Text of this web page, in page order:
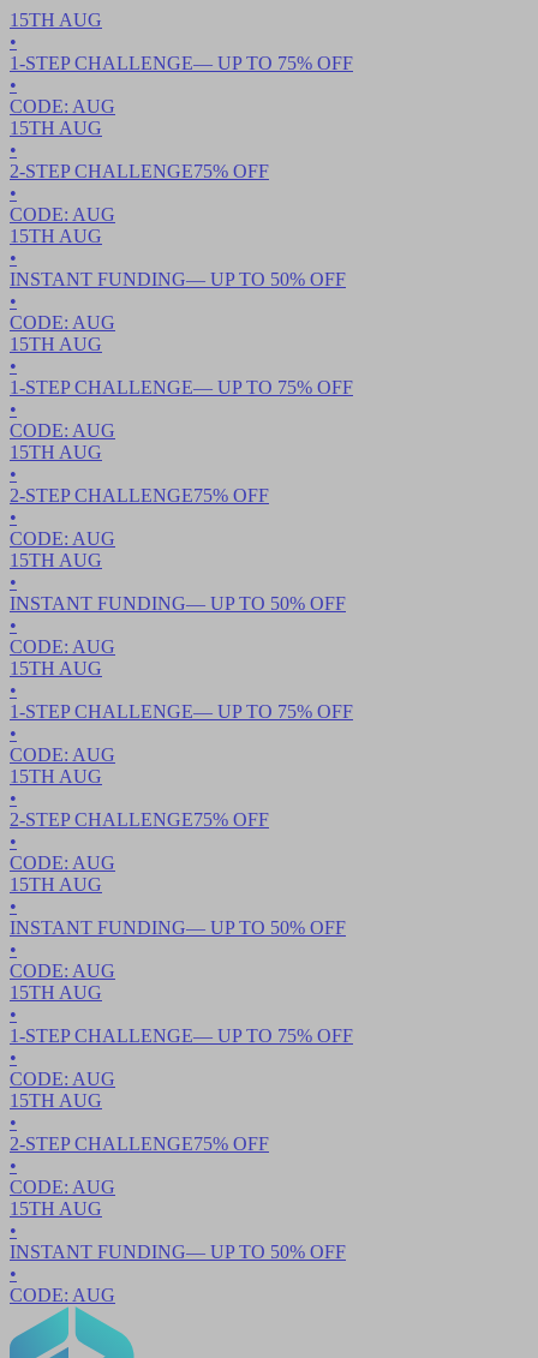
15TH AUG
•
1-STEP CHALLENGE— UP TO 75% OFF
•
CODE: AUG
15TH AUG
•
2-STEP CHALLENGE75% OFF
•
CODE: AUG
15TH AUG
•
INSTANT FUNDING— UP TO 50% OFF
•
CODE: AUG
15TH AUG
•
1-STEP CHALLENGE— UP TO 75% OFF
•
CODE: AUG
15TH AUG
•
2-STEP CHALLENGE75% OFF
•
CODE: AUG
15TH AUG
•
INSTANT FUNDING— UP TO 50% OFF
•
CODE: AUG
15TH AUG
•
1-STEP CHALLENGE— UP TO 75% OFF
•
CODE: AUG
15TH AUG
•
2-STEP CHALLENGE75% OFF
•
CODE: AUG
15TH AUG
•
INSTANT FUNDING— UP TO 50% OFF
•
CODE: AUG
15TH AUG
•
1-STEP CHALLENGE— UP TO 75% OFF
•
CODE: AUG
15TH AUG
•
2-STEP CHALLENGE75% OFF
•
CODE: AUG
15TH AUG
•
INSTANT FUNDING— UP TO 50% OFF
•
CODE: AUG